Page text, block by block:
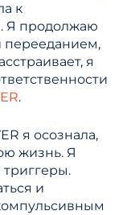
к
Я продолжаю
перееданием,
я
.
я осознала,
жизнь. Я
триггеры.
и